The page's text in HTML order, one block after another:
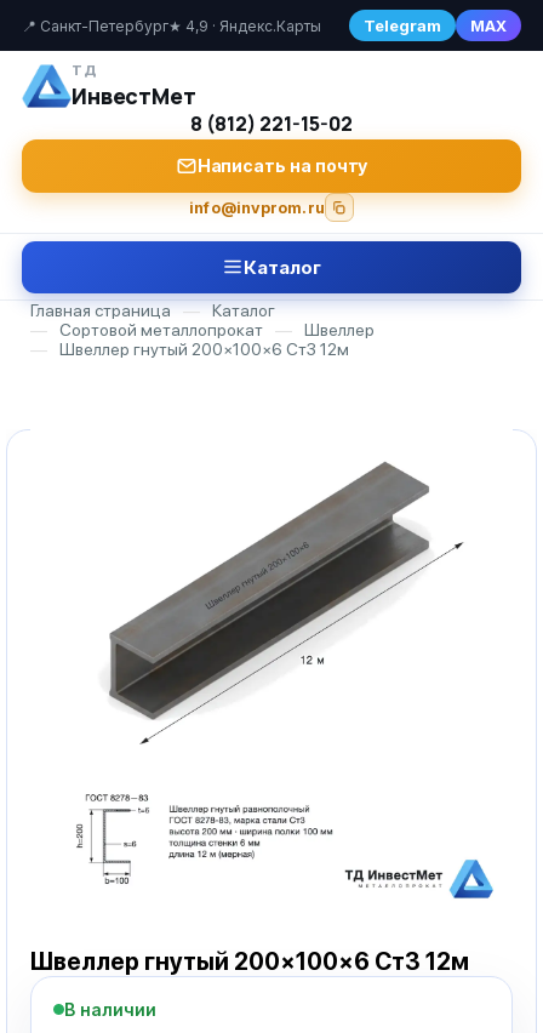
📍 Санкт-Петербург★ 4,9 · Яндекс.Карты Telegram MAX
ТД
ИнвестМет
8 (812) 221-15-02
Написать на почту
info@invprom.ru
Каталог
Главная страница —
Каталог
—
Сортовой металлопрокат —
Швеллер
—
Швеллер гнутый 200×100×6 Ст3 12м
Швеллер гнутый 200×100×6 Ст3 12м
В наличии